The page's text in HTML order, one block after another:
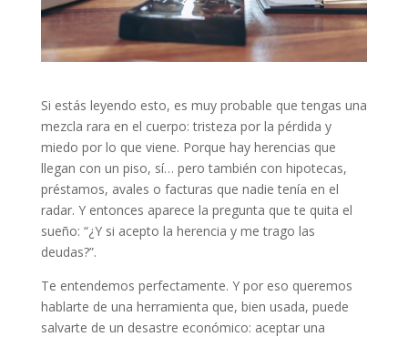
Si estás leyendo esto, es muy probable que tengas una
mezcla rara en el cuerpo: tristeza por la pérdida y
miedo por lo que viene. Porque hay herencias que
llegan con un piso, sí… pero también con hipotecas,
préstamos, avales o facturas que nadie tenía en el
radar. Y entonces aparece la pregunta que te quita el
sueño: “¿Y si acepto la herencia y me trago las
deudas?”.
Te entendemos perfectamente. Y por eso queremos
hablarte de una herramienta que, bien usada, puede
salvarte de un desastre económico: aceptar una